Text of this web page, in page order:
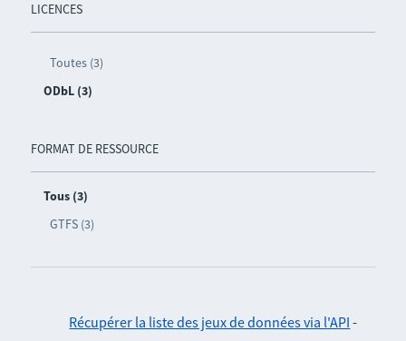
LICENCES
Toutes (3)
ODbL (3)
FORMAT DE RESSOURCE
Tous (3)
GTFS (3)
Récupérer la liste des jeux de données via l'API -